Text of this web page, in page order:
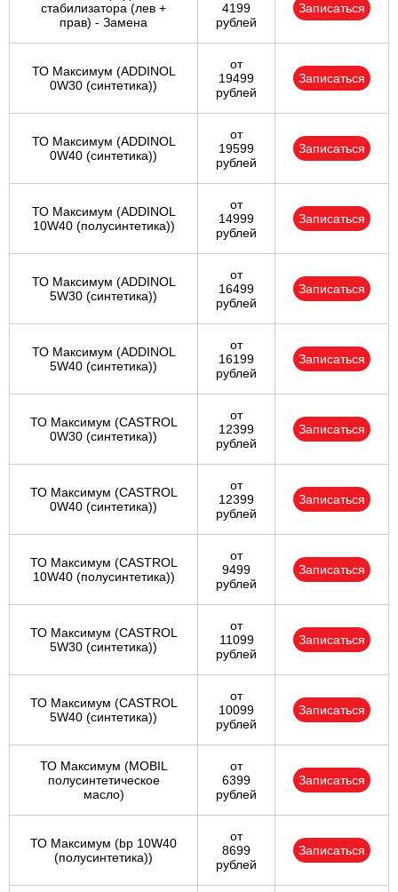
стабилизатора (лев +
прав) - Замена
4199
рублей
Записаться
ТО Максимум (ADDINOL
0W30 (синтетика))
от
19499
рублей
Записаться
ТО Максимум (ADDINOL
0W40 (синтетика))
от
19599
рублей
Записаться
ТО Максимум (ADDINOL
10W40 (полусинтетика))
от
14999
рублей
Записаться
ТО Максимум (ADDINOL
5W30 (синтетика))
от
16499
рублей
Записаться
ТО Максимум (ADDINOL
5W40 (синтетика))
от
16199
рублей
Записаться
ТО Максимум (CASTROL
0W30 (синтетика))
от
12399
рублей
Записаться
ТО Максимум (CASTROL
0W40 (синтетика))
от
12399
рублей
Записаться
ТО Максимум (CASTROL
10W40 (полусинтетика))
от
9499
рублей
Записаться
ТО Максимум (CASTROL
5W30 (синтетика))
от
11099
рублей
Записаться
ТО Максимум (CASTROL
5W40 (синтетика))
от
10099
рублей
Записаться
ТО Максимум (MOBIL
полуcинтетическое
масло)
от
6399
рублей
Записаться
ТО Максимум (bp 10W40
(полусинтетика))
от
8699
рублей
Записаться